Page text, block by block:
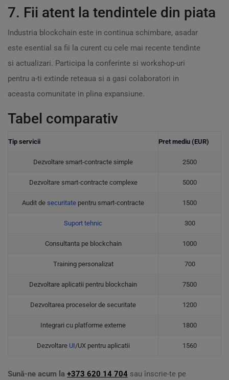
7. Fii atent la tendintele din piata
Industria blockchain este in continua schimbare, asadar
este esential sa fii la curent cu cele mai recente tendinte
si actualizari. Participa la conferinte si workshop-uri
pentru a-ti extinde reteaua si a gasi colaboratori in
aceasta comunitate in plina expansiune.
Tabel comparativ
Tip servicii Pret mediu (EUR)
Dezvoltare smart-contracte simple 2500
Dezvoltare smart-contracte complexe 5000
Audit de securitate pentru smart-contracte 1500
Suport tehnic 300
Consultanta pe blockchain 1000
Training personalizat 700
Dezvoltare aplicatii pentru blockchain 7500
Dezvoltarea proceselor de securitate 1200
Integrari cu platforme externe 1800
Dezvoltare UI/UX pentru aplicatii 1560
Sună-ne acum la +373 620 14 704 sau înscrie-te pe